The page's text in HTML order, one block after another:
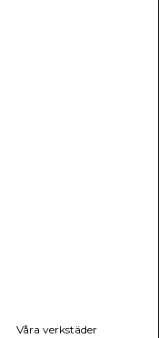
Våra verkstäder